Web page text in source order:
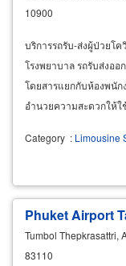
10900
บริการรถรับ-ส่งผู้ป่วยโ
โรงพยาบาล รถรับส่งอ
โดยสารแยกกับห้องพนั
อำนวยความสะดวกให้ใ
บริการในรอบต่อไป
Category : Limousine
Phuket Airport
Tumbol Thepkrasattri,
83110